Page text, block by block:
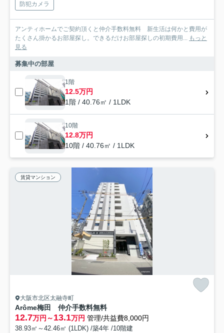
防犯カメラ
アンティホームでご契約頂くと仲介手数料無料 新生活は何かと費用が
たくさん掛かるお部屋探し。できるだけお部屋探しの初期費用...
もっと
見る
募集中の部屋
1階
12.5万円
1階 / 40.76㎡ / 1LDK
10階
12.8万円
10階 / 40.76㎡ / 1LDK
賃貸マンション
大阪市北区太融寺町
Arôme梅田 仲介手数料無料
12.7万円～13.1万円 管理/共益費8,000円
38.93㎡～42.46㎡ (1LDK) /築4年 /10階建